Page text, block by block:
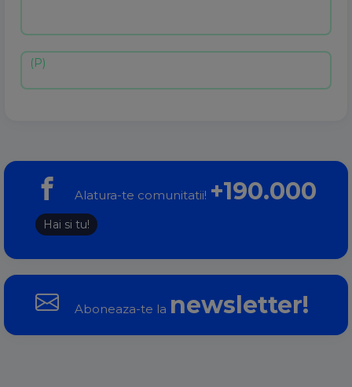
Alatura-te comunitatii! +190.000
Hai si tu!
Aboneaza-te la newsletter!